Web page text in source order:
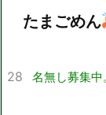
たまごめん
28 名無し募集中